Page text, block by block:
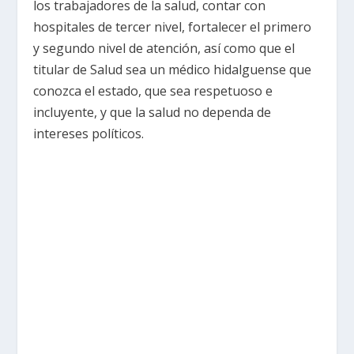
los trabajadores de la salud, contar con
hospitales de tercer nivel, fortalecer el primero
y segundo nivel de atención, así como que el
titular de Salud sea un médico hidalguense que
conozca el estado, que sea respetuoso e
incluyente, y que la salud no dependa de
intereses políticos.